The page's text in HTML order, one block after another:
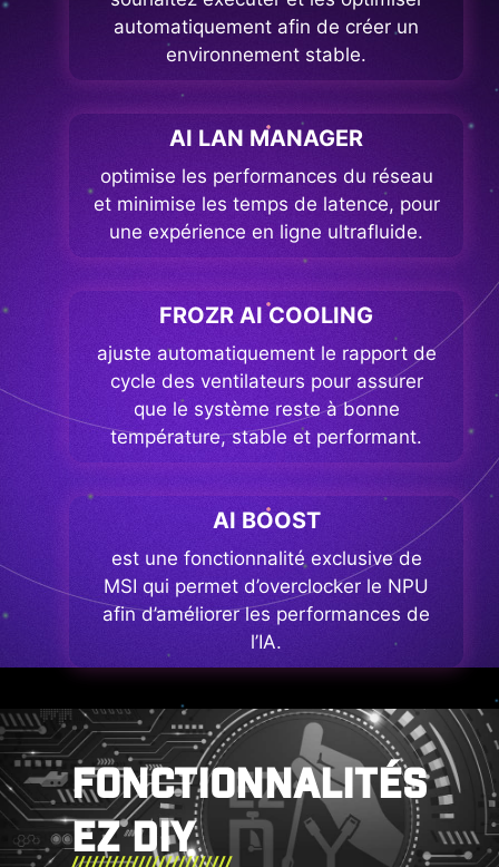
automatiquement afin de créer un
environnement stable.
AI LAN MANAGER
optimise les performances du réseau
et minimise les temps de latence, pour
une expérience en ligne ultrafluide.
FROZR AI COOLING
ajuste automatiquement le rapport de
cycle des ventilateurs pour assurer
que le système reste à bonne
température, stable et performant.
AI BOOST
est une fonctionnalité exclusive de
MSI qui permet d’overclocker le NPU
afin d’améliorer les performances de
l’IA.
FONCTIONNALITÉS
EZ DIY